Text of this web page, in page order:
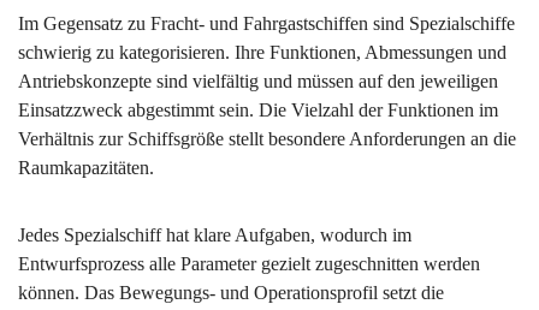
Im Gegensatz zu Fracht- und Fahrgastschiffen sind Spezialschiffe
schwierig zu kategorisieren. Ihre Funktionen, Abmessungen und
Antriebskonzepte sind vielfältig und müssen auf den jeweiligen
Einsatzzweck abgestimmt sein. Die Vielzahl der Funktionen im
Verhältnis zur Schiffsgröße stellt besondere Anforderungen an die
Raumkapazitäten.
Jedes Spezialschiff hat klare Aufgaben, wodurch im
Entwurfsprozess alle Parameter gezielt zugeschnitten werden
können. Das Bewegungs- und Operationsprofil setzt die